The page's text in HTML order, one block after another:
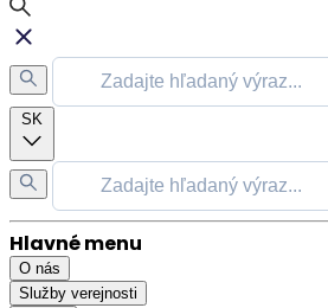
SK
Hlavné menu
O nás
Služby verejnosti